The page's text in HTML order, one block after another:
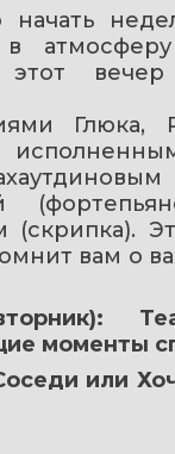
начать
в
Глюка,
(скрипка).
вам о
моменты
или